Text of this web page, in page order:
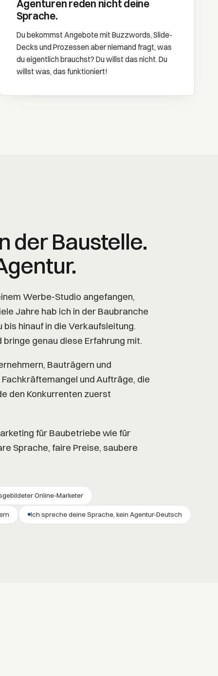
Agenturen reden nicht deine
Sprache.
Du bekommst Angebote mit Buzzwords, Slide-
Decks und Prozessen aber niemand fragt, was
du eigentlich brauchst? Du willst das nicht. Du
willst was, das funktioniert!
der Baustelle.
Werbe-Studio angefangen,
Jahre hab ich in der Baubranche
hinauf in die Verkaufsleitung.
genau diese Erfahrung mit.
Bauträgern und
und Aufträge, die
den Konkurrenten zuerst
für Baubetriebe wie für
Sprache, faire Preise, saubere
Online-Marketer
Ich spreche deine Sprache, kein Agentur-Deutsch